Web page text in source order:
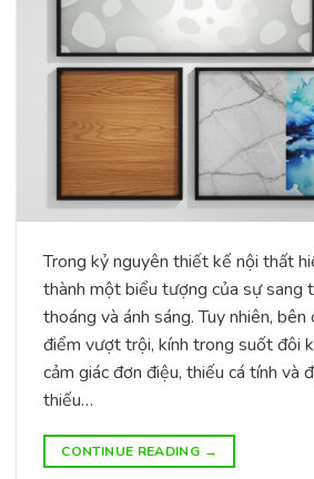
Trong kỷ nguyên thiết kế nội thất
thành một biểu tượng của sự sang
thoáng và ánh sáng. Tuy nhiên, bên
điểm vượt trội, kính trong suốt đôi
cảm giác đơn điệu, thiếu cá tính và
thiếu…
CONTINUE READING →